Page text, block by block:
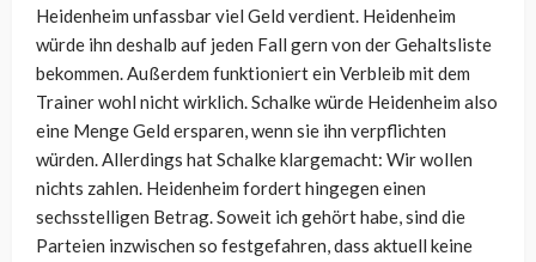
Heidenheim unfassbar viel Geld verdient. Heidenheim
würde ihn deshalb auf jeden Fall gern von der Gehaltsliste
bekommen. Außerdem funktioniert ein Verbleib mit dem
Trainer wohl nicht wirklich. Schalke würde Heidenheim also
eine Menge Geld ersparen, wenn sie ihn verpflichten
würden. Allerdings hat Schalke klargemacht: Wir wollen
nichts zahlen. Heidenheim fordert hingegen einen
sechsstelligen Betrag. Soweit ich gehört habe, sind die
Parteien inzwischen so festgefahren, dass aktuell keine